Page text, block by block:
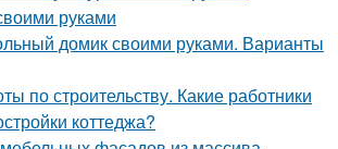
руками
домик своими руками. Варианты
по строительству. Какие работники
коттеджа?